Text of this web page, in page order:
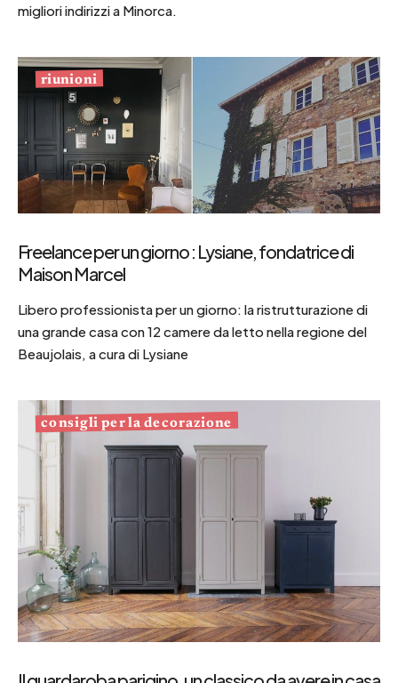
migliori indirizzi a Minorca.
riunioni
Freelance per un giorno : Lysiane, fondatrice di
Maison Marcel
Libero professionista per un giorno: la ristrutturazione di
una grande casa con 12 camere da letto nella regione del
Beaujolais, a cura di Lysiane
consigli per la decorazione